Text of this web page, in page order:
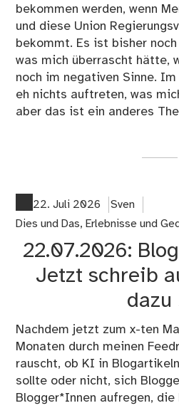
bekommen werden, wenn
und diese Union
bekommt. Es ist bisher
was mich überrascht hätte,
noch im negativen Sinne.
eh nichts auftreten, was
aber das ist ein anderes
22. Juli 2026
Sven
Dies und Das, Erlebnisse und
22.07.2026:
Jetzt schreib
dazu
Nachdem jetzt zum x-ten
Monaten durch meinen
rauscht, ob KI in
sollte oder nicht, sich
Blogger*Innen aufregen,